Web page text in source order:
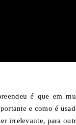
é que em
e como é
irrelevante, para